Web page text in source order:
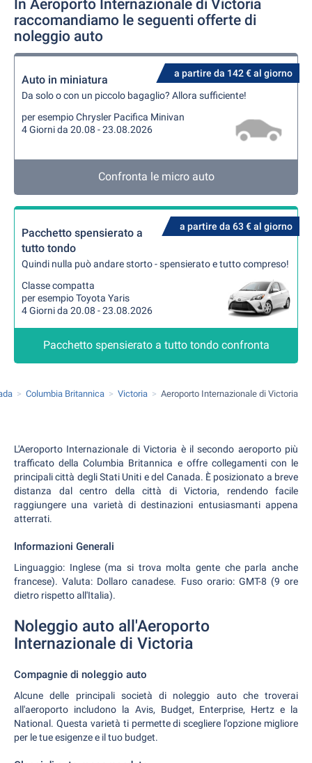
In Aeroporto Internazionale di Victoria
raccomandiamo le seguenti offerte di
noleggio auto
a partire da 142 € al giorno
Auto in miniatura
Da solo o con un piccolo bagaglio? Allora sufficiente!
per esempio Chrysler Pacifica Minivan
4 Giorni da 20.08 - 23.08.2026
Confronta le micro auto
a partire da 63 € al giorno
Pacchetto spensierato a
tutto tondo
Quindi nulla può andare storto - spensierato e tutto compreso!
Classe compatta
per esempio Toyota Yaris
4 Giorni da 20.08 - 23.08.2026
Pacchetto spensierato a tutto tondo confronta
Columbia Britannica Victoria Aeroporto Internazionale di Victoria
L'Aeroporto Internazionale di Victoria è il secondo aeroporto più
trafficato della Columbia Britannica e offre collegamenti con le
principali città degli Stati Uniti e del Canada. È posizionato a breve
distanza dal centro della città di Victoria, rendendo facile
raggiungere una varietà di destinazioni entusiasmanti appena
atterrati.
Informazioni Generali
Linguaggio: Inglese (ma si trova molta gente che parla anche
francese). Valuta: Dollaro canadese. Fuso orario: GMT-8 (9 ore
dietro rispetto all'Italia).
Noleggio auto all'Aeroporto
Internazionale di Victoria
Compagnie di noleggio auto
Alcune delle principali società di noleggio auto che troverai
all'aeroporto includono la Avis, Budget, Enterprise, Hertz e la
National. Questa varietà ti permette di scegliere l'opzione migliore
per le tue esigenze e il tuo budget.